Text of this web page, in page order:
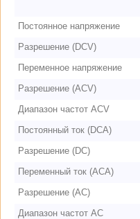
Постоянное напряжение
Разрешение (DCV)
Переменное напряжение
Разрешение (ACV)
Диапазон частот ACV
Постоянный ток (DCA)
Разрешение (DC)
Переменный ток (ACA)
Разрешение (AC)
Диапазон частот AC